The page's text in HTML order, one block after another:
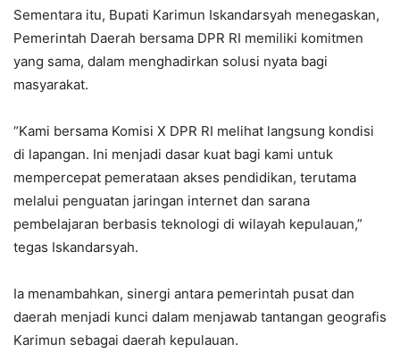
Sementara itu, Bupati Karimun Iskandarsyah menegaskan,
Pemerintah Daerah bersama DPR RI memiliki komitmen
yang sama, dalam menghadirkan solusi nyata bagi
masyarakat.
“Kami bersama Komisi X DPR RI melihat langsung kondisi
di lapangan. Ini menjadi dasar kuat bagi kami untuk
mempercepat pemerataan akses pendidikan, terutama
melalui penguatan jaringan internet dan sarana
pembelajaran berbasis teknologi di wilayah kepulauan,”
tegas Iskandarsyah.
Ia menambahkan, sinergi antara pemerintah pusat dan
daerah menjadi kunci dalam menjawab tantangan geografis
Karimun sebagai daerah kepulauan.